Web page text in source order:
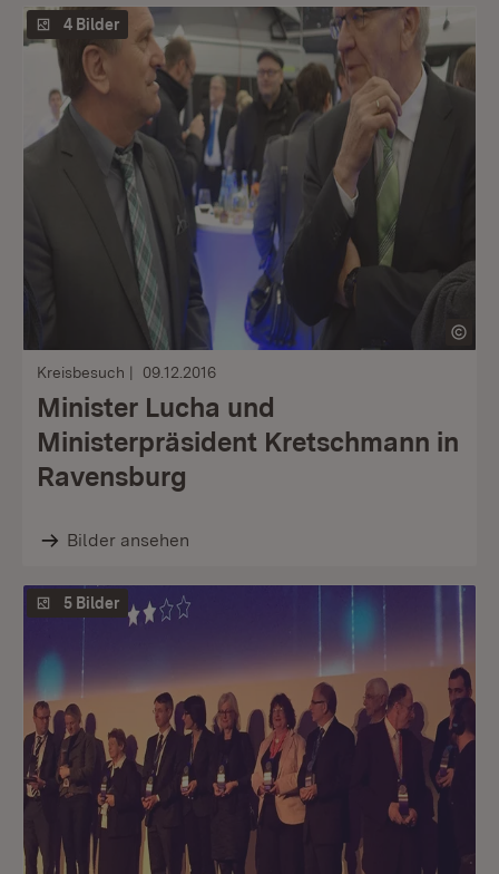
4 Bilder
Kreisbesuch 09.12.2016
Minister Lucha und
Ministerpräsident Kretschmann in
Ravensburg
Bilder ansehen
5 Bilder